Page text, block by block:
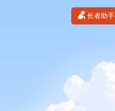
长者助手